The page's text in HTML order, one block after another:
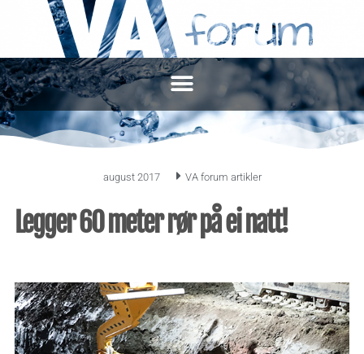
august 2017 VA forum artikler
Legger 60 meter rør på ei natt!